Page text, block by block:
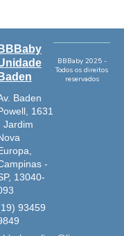
BBBaby
Baden
Baden
1631
Jardim
-
13040-
93459
BBBaby 2025 -
Todos os direitos
reservados